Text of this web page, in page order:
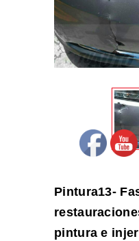
Pintura13-
pintura e